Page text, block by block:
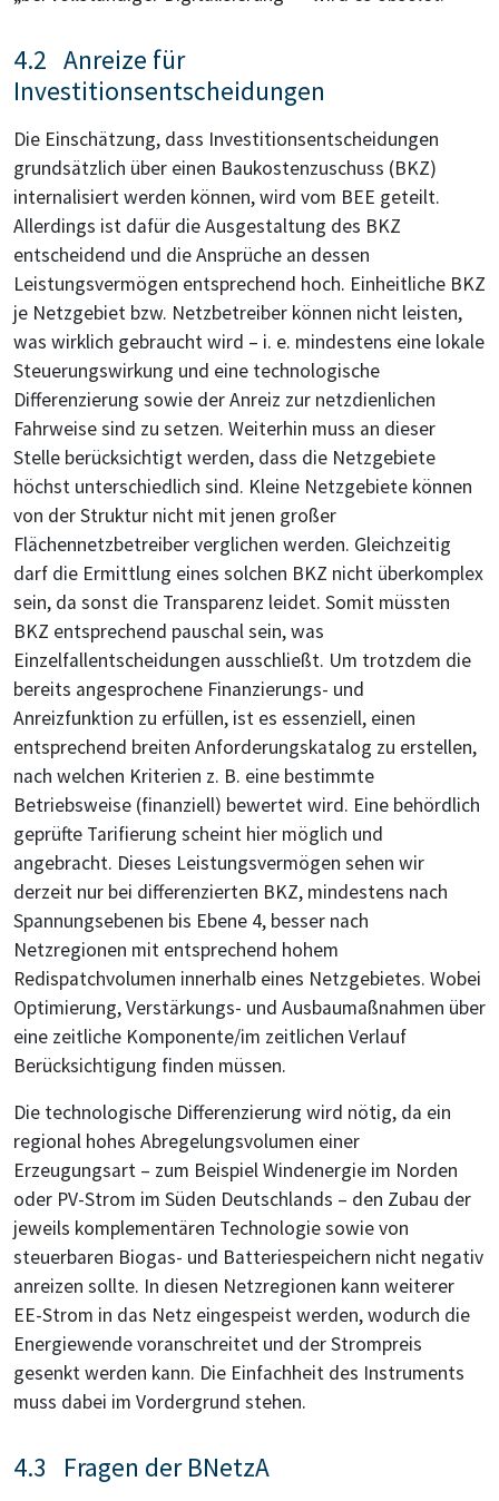
4.2 Anreize für
Investitionsentscheidungen
Die Einschätzung, dass Investitionsentscheidungen
grundsätzlich über einen Baukostenzuschuss (BKZ)
internalisiert werden können, wird vom BEE geteilt.
Allerdings ist dafür die Ausgestaltung des BKZ
entscheidend und die Ansprüche an dessen
Leistungsvermögen entsprechend hoch. Einheitliche BKZ
je Netzgebiet bzw. Netzbetreiber können nicht leisten,
was wirklich gebraucht wird – i. e. mindestens eine lokale
Steuerungswirkung und eine technologische
Differenzierung sowie der Anreiz zur netzdienlichen
Fahrweise sind zu setzen. Weiterhin muss an dieser
Stelle berücksichtigt werden, dass die Netzgebiete
höchst unterschiedlich sind. Kleine Netzgebiete können
von der Struktur nicht mit jenen großer
Flächennetzbetreiber verglichen werden. Gleichzeitig
darf die Ermittlung eines solchen BKZ nicht überkomplex
sein, da sonst die Transparenz leidet. Somit müssten
BKZ entsprechend pauschal sein, was
Einzelfallentscheidungen ausschließt. Um trotzdem die
bereits angesprochene Finanzierungs- und
Anreizfunktion zu erfüllen, ist es essenziell, einen
entsprechend breiten Anforderungskatalog zu erstellen,
nach welchen Kriterien z. B. eine bestimmte
Betriebsweise (finanziell) bewertet wird. Eine behördlich
geprüfte Tarifierung scheint hier möglich und
angebracht. Dieses Leistungsvermögen sehen wir
derzeit nur bei differenzierten BKZ, mindestens nach
Spannungsebenen bis Ebene 4, besser nach
Netzregionen mit entsprechend hohem
Redispatchvolumen innerhalb eines Netzgebietes. Wobei
Optimierung, Verstärkungs- und Ausbaumaßnahmen über
eine zeitliche Komponente/im zeitlichen Verlauf
Berücksichtigung finden müssen.
Die technologische Differenzierung wird nötig, da ein
regional hohes Abregelungsvolumen einer
Erzeugungsart – zum Beispiel Windenergie im Norden
oder PV-Strom im Süden Deutschlands – den Zubau der
jeweils komplementären Technologie sowie von
steuerbaren Biogas- und Batteriespeichern nicht negativ
anreizen sollte. In diesen Netzregionen kann weiterer
EE-Strom in das Netz eingespeist werden, wodurch die
Energiewende voranschreitet und der Strompreis
gesenkt werden kann. Die Einfachheit des Instruments
muss dabei im Vordergrund stehen.
4.3 Fragen der BNetzA